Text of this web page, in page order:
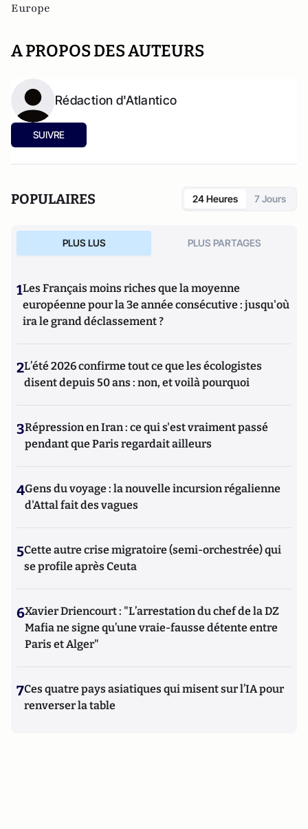
Europe
A PROPOS DES AUTEURS
Rédaction d'Atlantico
SUIVRE
POPULAIRES 24 Heures 7 Jours
PLUS LUS PLUS PARTAGES
1Les Français moins riches que la moyenne
européenne pour la 3e année consécutive : jusqu'où
ira le grand déclassement ?
2L’été 2026 confirme tout ce que les écologistes
disent depuis 50 ans : non, et voilà pourquoi
3Répression en Iran : ce qui s'est vraiment passé
pendant que Paris regardait ailleurs
4Gens du voyage : la nouvelle incursion régalienne
d'Attal fait des vagues
5Cette autre crise migratoire (semi-orchestrée) qui
se profile après Ceuta
6Xavier Driencourt : "L’arrestation du chef de la DZ
Mafia ne signe qu’une vraie-fausse détente entre
Paris et Alger"
7Ces quatre pays asiatiques qui misent sur l’IA pour
renverser la table